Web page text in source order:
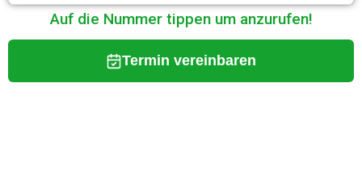
Auf die Nummer tippen um anzurufen!
Termin vereinbaren